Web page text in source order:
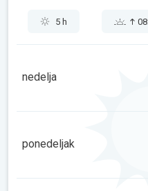
5 h
nedelja
ponedeljak